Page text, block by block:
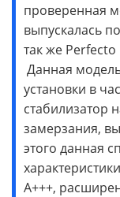
проверенная
выпускалась
так же
Данная
установки в
стабилизатор
замерзания,
этого данная
А+++,